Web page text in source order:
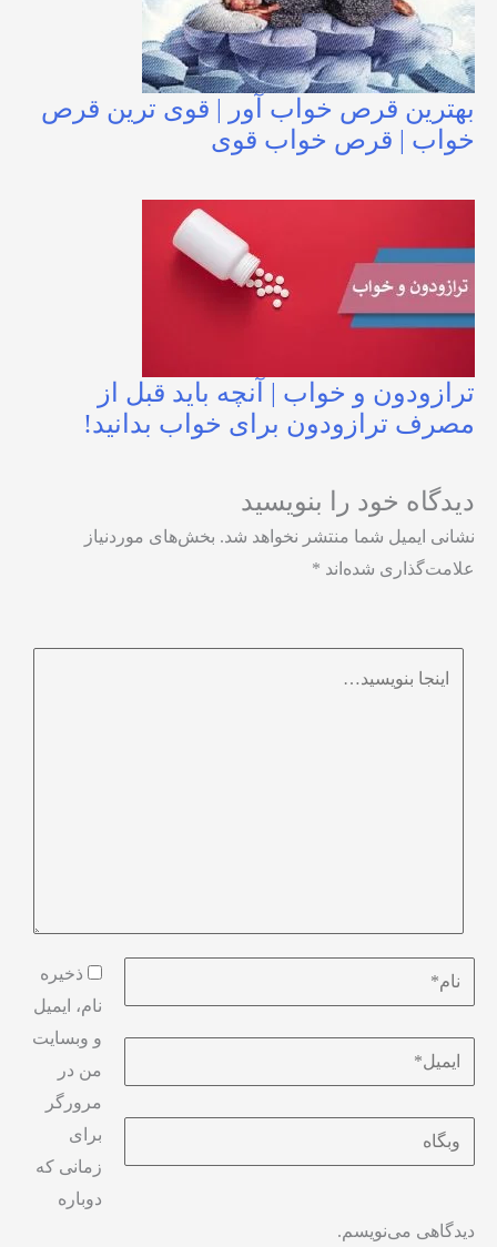
بهترین قرص خواب آور | قوی ترین قرص
خواب | قرص خواب قوی
ترازودون و خواب | آنچه باید قبل از
مصرف ترازودون برای خواب بدانید!
دیدگاه‌ خود را بنویسید
نشانی ایمیل شما منتشر نخواهد شد. بخش‌های موردنیاز
علامت‌گذاری شده‌اند *
ذخیره
نام، ایمیل
و وبسایت
من در
مرورگر
برای
زمانی که
دوباره
دیدگاهی می‌نویسم.